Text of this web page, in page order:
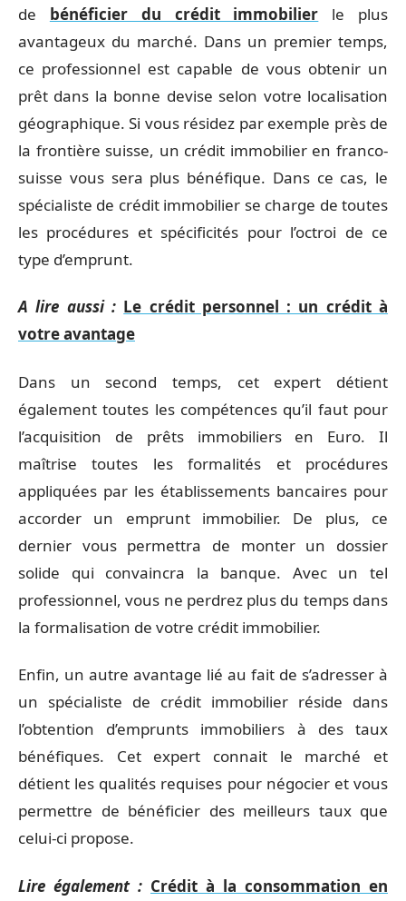
de bénéficier du crédit immobilier le plus
avantageux du marché. Dans un premier temps,
ce professionnel est capable de vous obtenir un
prêt dans la bonne devise selon votre localisation
géographique. Si vous résidez par exemple près de
la frontière suisse, un crédit immobilier en franco-
suisse vous sera plus bénéfique. Dans ce cas, le
spécialiste de crédit immobilier se charge de toutes
les procédures et spécificités pour l’octroi de ce
type d’emprunt.
A lire aussi : Le crédit personnel : un crédit à
votre avantage
Dans un second temps, cet expert détient
également toutes les compétences qu’il faut pour
l’acquisition de prêts immobiliers en Euro. Il
maîtrise toutes les formalités et procédures
appliquées par les établissements bancaires pour
accorder un emprunt immobilier. De plus, ce
dernier vous permettra de monter un dossier
solide qui convaincra la banque. Avec un tel
professionnel, vous ne perdrez plus du temps dans
la formalisation de votre crédit immobilier.
Enfin, un autre avantage lié au fait de s’adresser à
un spécialiste de crédit immobilier réside dans
l’obtention d’emprunts immobiliers à des taux
bénéfiques. Cet expert connait le marché et
détient les qualités requises pour négocier et vous
permettre de bénéficier des meilleurs taux que
celui-ci propose.
Lire également : Crédit à la consommation en